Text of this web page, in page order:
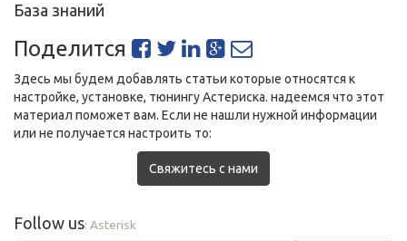
База знаний
Поделится
Здесь мы будем добавлять статьи которые относятся к
настройке, установке, тюнингу Астериска. надеемся что этот
материал поможет вам. Если не нашли нужной информации
или не получается настроить то:
Свяжитесь с нами
Follow us: Asterisk